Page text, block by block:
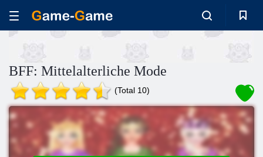
BFF: Mittelalterliche Mode
(Total 10)